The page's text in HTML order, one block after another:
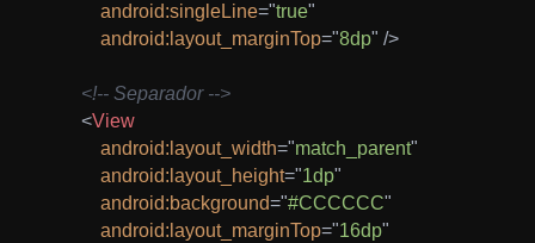
android:singleLine="true"
android: layout_marginTop="8dp" />
<!-- Separador -->
<View
android: layout_width="match_parent"
android: layout_height="1dp"
android:background="#CCCCCC"
android: layout_marginTop="16dp"